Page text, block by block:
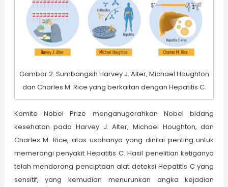
Gambar 2. Sumbangsih Harvey J. Alter, Michael Houghton
dan Charles M. Rice yang berkaitan dengan Hepatitis C.
Komite Nobel Prize menganugerahkan Nobel bidang
kesehatan pada Harvey J. Alter, Michael Houghton, dan
Charles M. Rice, atas usahanya yang dinilai penting untuk
memerangi penyakit Hepatitis C. Hasil penelitian ketiganya
telah mendorong penciptaan alat deteksi Hepatitis C yang
sensitif, yang kemudian menurunkan angka kejadian